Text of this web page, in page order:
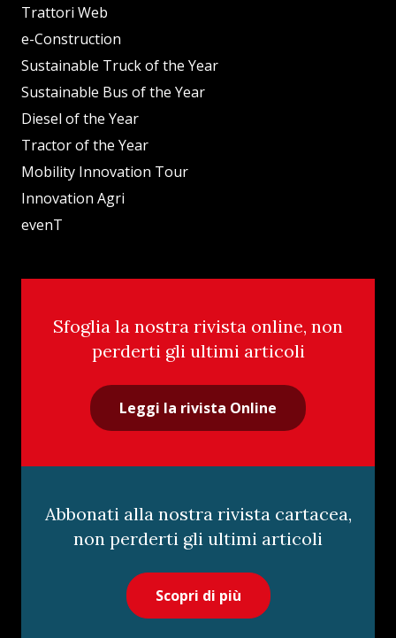
Trattori Web
e-Construction
Sustainable Truck of the Year
Sustainable Bus of the Year
Diesel of the Year
Tractor of the Year
Mobility Innovation Tour
Innovation Agri
evenT
Sfoglia la nostra rivista online, non
perderti gli ultimi articoli
Leggi la rivista Online
Abbonati alla nostra rivista cartacea,
non perderti gli ultimi articoli
Scopri di più